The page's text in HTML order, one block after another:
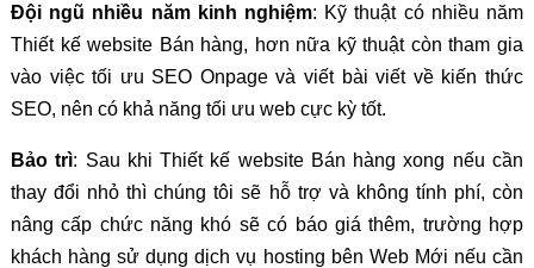
Đội ngũ nhiều năm kinh nghiệm: Kỹ thuật có nhiều năm
Thiết kế website Bán hàng, hơn nữa kỹ thuật còn tham gia
vào việc tối ưu SEO Onpage và viết bài viết về kiến thức
SEO, nên có khả năng tối ưu web cực kỳ tốt.
Bảo trì: Sau khi Thiết kế website Bán hàng xong nếu cần
thay đổi nhỏ thì chúng tôi sẽ hỗ trợ và không tính phí, còn
nâng cấp chức năng khó sẽ có báo giá thêm, trường hợp
khách hàng sử dụng dịch vụ hosting bên Web Mới nếu cần